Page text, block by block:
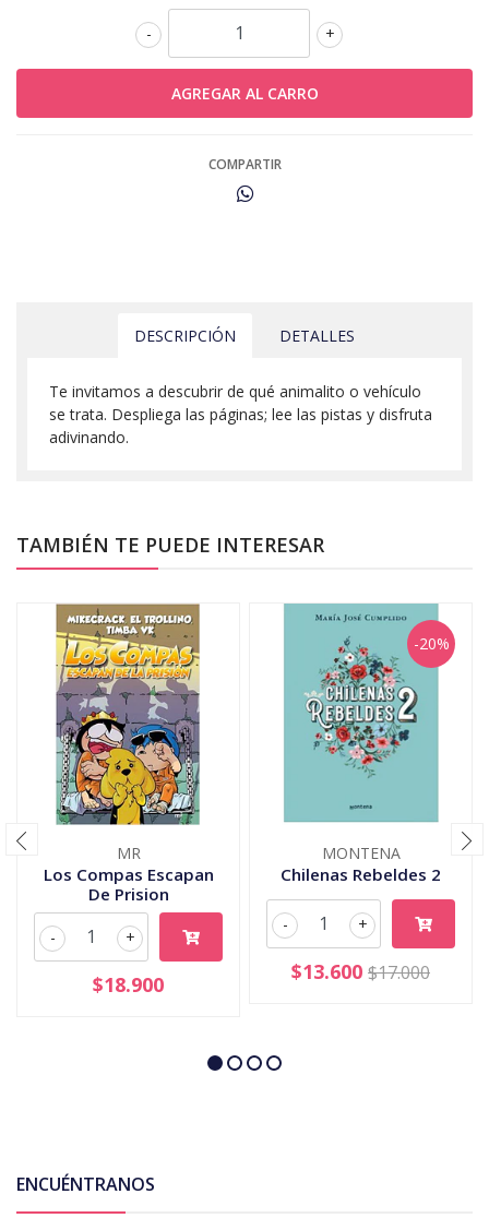
+
-
COMPARTIR
DESCRIPCIÓN DETALLES
Te invitamos a descubrir de qué animalito o vehículo
se trata. Despliega las páginas; lee las pistas y disfruta
adivinando.
TAMBIÉN TE PUEDE INTERESAR
MR
Los Compas Escapan
De Prision
+
-
$18.900
-20%
MONTENA
Chilenas Rebeldes 2
+
-
$13.600 $17.000
ENCUÉNTRANOS